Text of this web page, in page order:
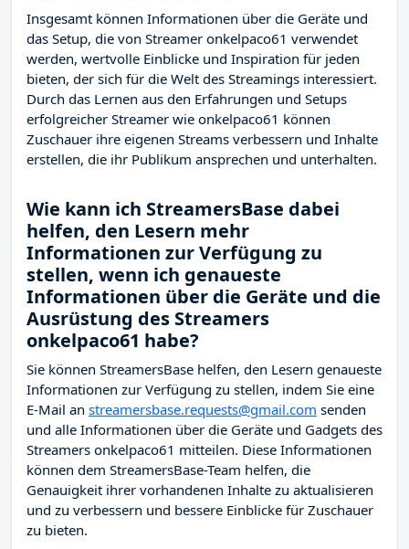
Insgesamt können Informationen über die Geräte und
das Setup, die von Streamer onkelpaco61 verwendet
werden, wertvolle Einblicke und Inspiration für jeden
bieten, der sich für die Welt des Streamings interessiert.
Durch das Lernen aus den Erfahrungen und Setups
erfolgreicher Streamer wie onkelpaco61 können
Zuschauer ihre eigenen Streams verbessern und Inhalte
erstellen, die ihr Publikum ansprechen und unterhalten.
Wie kann ich StreamersBase dabei
helfen, den Lesern mehr
Informationen zur Verfügung zu
stellen, wenn ich genaueste
Informationen über die Geräte und die
Ausrüstung des Streamers
onkelpaco61 habe?
Sie können StreamersBase helfen, den Lesern genaueste
Informationen zur Verfügung zu stellen, indem Sie eine
E-Mail an streamersbase.requests@gmail.com senden
und alle Informationen über die Geräte und Gadgets des
Streamers onkelpaco61 mitteilen. Diese Informationen
können dem StreamersBase-Team helfen, die
Genauigkeit ihrer vorhandenen Inhalte zu aktualisieren
und zu verbessern und bessere Einblicke für Zuschauer
zu bieten.